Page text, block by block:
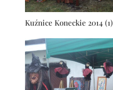
Kuźnice Koneckie 2014 (1)